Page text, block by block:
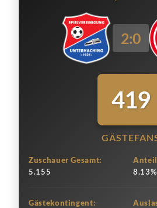
2:0
419
Zuschauer Gesamt:
5.155
Anteil
8.13%
Gästekontingent: